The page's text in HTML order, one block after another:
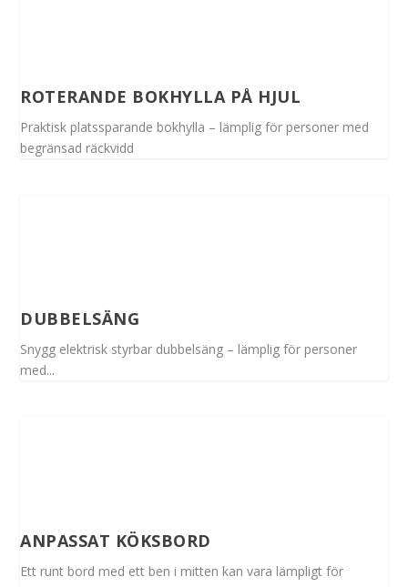
ROTERANDE BOKHYLLA PÅ HJUL
Praktisk platssparande bokhylla – lämplig för personer med
begränsad räckvidd
DUBBELSÄNG
Snygg elektrisk styrbar dubbelsäng – lämplig för personer
med...
ANPASSAT KÖKSBORD
Ett runt bord med ett ben i mitten kan vara lämpligt för